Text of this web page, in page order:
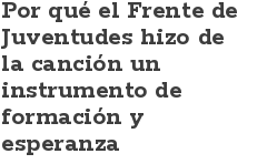
Por qué el Frente de
Juventudes hizo de
la canción un
instrumento de
formación y
esperanza